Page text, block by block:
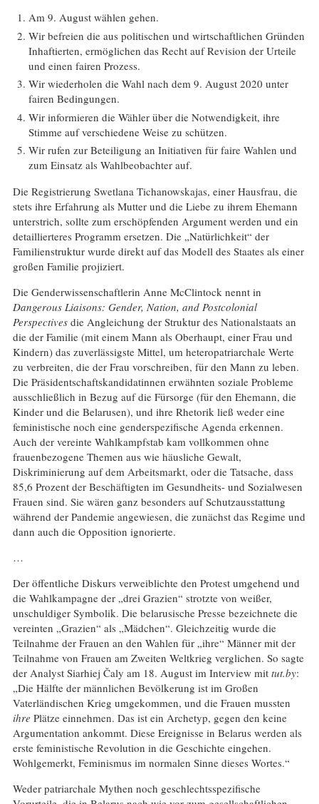
Am 9. August wählen gehen.
Wir befreien die aus politischen und wirtschaftlichen Gründen
Inhaftierten, ermöglichen das Recht auf Revision der Urteile
und einen fairen Prozess.
Wir wiederholen die Wahl nach dem 9. August 2020 unter
fairen Bedingungen.
Wir informieren die Wähler über die Notwendigkeit, ihre
Stimme auf verschiedene Weise zu schützen.
Wir rufen zur Beteiligung an Initiativen für faire Wahlen und
zum Einsatz als Wahlbeobachter auf.
Die Registrierung Swetlana Tichanowskajas, einer Hausfrau, die
stets ihre Erfahrung als Mutter und die Liebe zu ihrem Ehemann
unterstrich, sollte zum erschöpfenden Argument werden und ein
detaillierteres Programm ersetzen. Die „Natürlichkeit“ der
Familienstruktur wurde direkt auf das Modell des Staates als einer
großen Familie projiziert.
Die Genderwissenschaftlerin Anne McClintock nennt in
Dangerous Liaisons: Gender, Nation, and Postcolonial
Perspectivesdie Angleichung der Struktur des Nationalstaats an
die der Familie (mit einem Mann als Oberhaupt, einer Frau und
Kindern) das zuverlässigste Mittel, um heteropatriarchale Werte
zu verbreiten, die der Frau vorschreiben, für den Mann zu leben.
Die Präsidentschaftskandidatinnen erwähnten soziale Probleme
ausschließlich in Bezug auf die Fürsorge (für den Ehemann, die
Kinder und die Belarusen), und ihre Rhetorik ließ weder eine
feministische noch eine genderspezifische Agenda erkennen.
Auch der vereinte Wahlkampfstab kam vollkommen ohne
frauenbezogene Themen aus wie häusliche Gewalt,
Diskriminierung auf dem Arbeitsmarkt, oder die Tatsache, dass
85,6 Prozent der Beschäftigten im Gesundheits- und Sozialwesen
Frauen sind. Sie wären ganz besonders auf Schutzausstattung
während der Pandemie angewiesen, die zunächst das Regime und
dann auch die Opposition ignorierte.
…
Der öffentliche Diskurs verweiblichte den Protest umgehend und
die Wahlkampagne der „drei Grazien“ strotzte von weißer,
unschuldiger Symbolik. Die belarusische Presse bezeichnete die
vereinten „Grazien“ als „Mädchen“. Gleichzeitig wurde die
Teilnahme der Frauen an den Wahlen für „ihre“ Männer mit der
Teilnahme von Frauen am Zweiten Weltkrieg verglichen. So sagte
der Analyst Siarhiej Čaly am 18. August im Interview mit tut.by:
„Die Hälfte der männlichen Bevölkerung ist im Großen
Vaterländischen Krieg umgekommen, und die Frauen mussten
ihre Plätze einnehmen. Das ist ein Archetyp, gegen den keine
Argumentation ankommt. Diese Ereignisse in Belarus werden als
erste feministische Revolution in die Geschichte eingehen.
Wohlgemerkt, Feminismus im normalen Sinne dieses Wortes.“
Weder patriarchale Mythen noch geschlechtsspezifische